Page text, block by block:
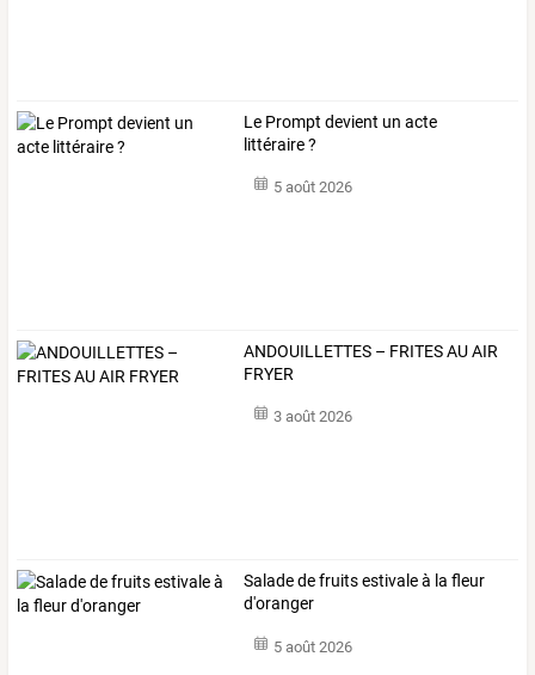
Le Prompt devient un acte
littéraire ?
5 août 2026
ANDOUILLETTES – FRITES AU AIR
FRYER
3 août 2026
Salade de fruits estivale à la fleur
d'oranger
5 août 2026